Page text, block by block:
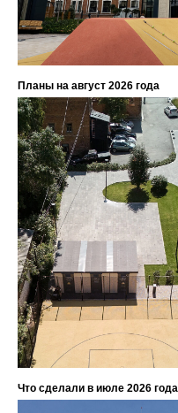
Планы на август 2026 года
Что сделали в июле 2026 года